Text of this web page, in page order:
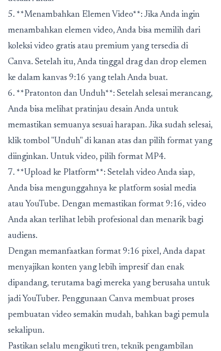
5. **Menambahkan Elemen Video**: Jika Anda ingin
menambahkan elemen video, Anda bisa memilih dari
koleksi video gratis atau premium yang tersedia di
Canva. Setelah itu, Anda tinggal drag dan drop elemen
ke dalam kanvas 9:16 yang telah Anda buat.
6. **Pratonton dan Unduh**: Setelah selesai merancang,
Anda bisa melihat pratinjau desain Anda untuk
memastikan semuanya sesuai harapan. Jika sudah selesai,
klik tombol "Unduh" di kanan atas dan pilih format yang
diinginkan. Untuk video, pilih format MP4.
7. **Upload ke Platform**: Setelah video Anda siap,
Anda bisa mengunggahnya ke platform sosial media
atau YouTube. Dengan memastikan format 9:16, video
Anda akan terlihat lebih profesional dan menarik bagi
audiens.
Dengan memanfaatkan format 9:16 pixel, Anda dapat
menyajikan konten yang lebih impresif dan enak
dipandang, terutama bagi mereka yang berusaha untuk
jadi YouTuber. Penggunaan Canva membuat proses
pembuatan video semakin mudah, bahkan bagi pemula
sekalipun.
Pastikan selalu mengikuti tren, teknik pengambilan